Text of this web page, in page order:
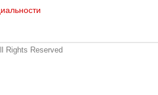
Rights Reserved